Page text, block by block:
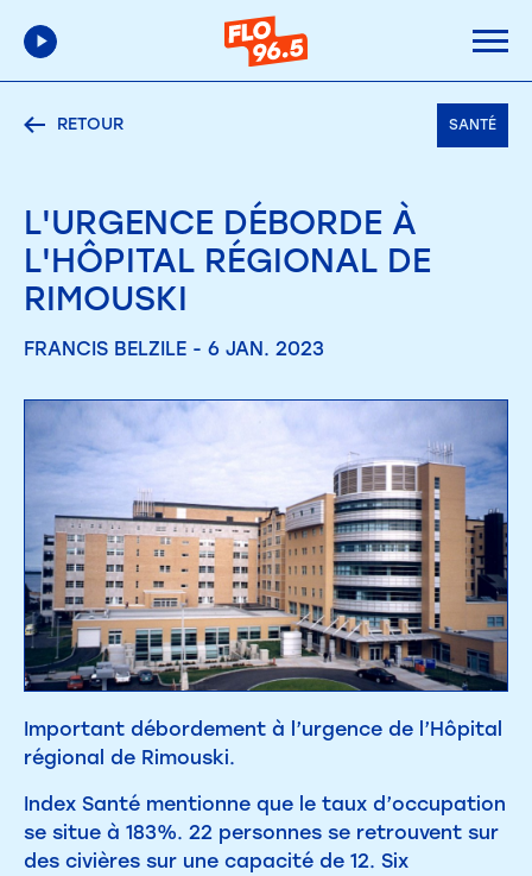
RETOUR SANTÉ
L'URGENCE DÉBORDE À
L'HÔPITAL RÉGIONAL DE
RIMOUSKI
FRANCIS BELZILE - 6 JAN. 2023
Important débordement à l’urgence de l’Hôpital
régional de Rimouski.
Index Santé mentionne que le taux d’occupation
se situe à 183%. 22 personnes se retrouvent sur
des civières sur une capacité de 12. Six